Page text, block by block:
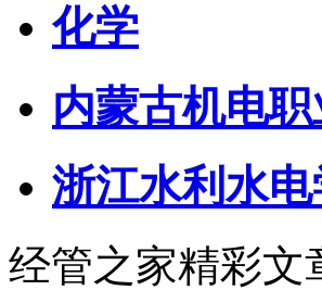
化学
内蒙古机电
浙江水利水
经管之家精彩文